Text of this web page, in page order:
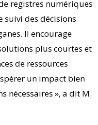
registres numériques
suivi des décisions
Il encourage
plus courtes et
de ressources
un impact bien
nécessaires », a dit M.